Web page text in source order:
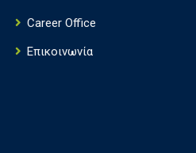
Career Office
Επικοινωνία